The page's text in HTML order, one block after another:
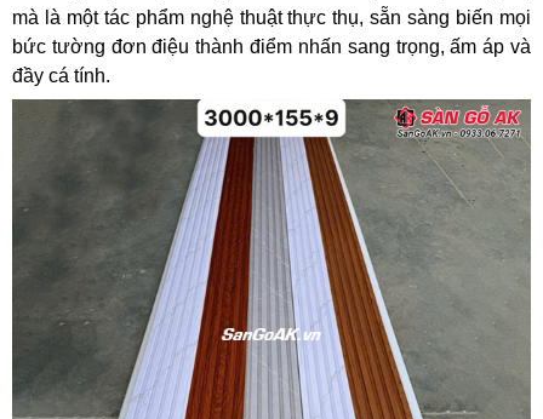
mà là một tác phẩm nghệ thuật thực thụ, sẵn sàng biến mọi
bức tường đơn điệu thành điểm nhấn sang trọng, ấm áp và
đầy cá tính.